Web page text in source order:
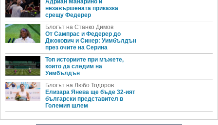
Адриан Манарино и
незавършената приказка
срещу Федерер
Блогът на Станко Димов
От Сампрас и Федерер до
Джокович и Синер: Уимбълдън
през очите на Серина
Топ историите при мъжете,
които да следим на
Уимбълдън
Блогът на Любо Тодоров
Елизара Янева ще бъде 32-ият
български представител в
Големия шлем